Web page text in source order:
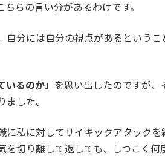
らの言い分があるわけです。
自分には自分の視点があるという
いるのか」 を思い出したのですが、
ました。
私に対してサイキックアタック
切り離して返しても、しつこく何